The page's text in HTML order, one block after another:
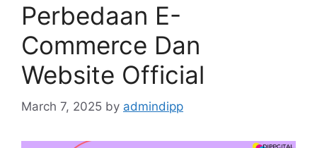
Perbedaan E-
Commerce Dan
Website Official
March 7, 2025 by admindipp